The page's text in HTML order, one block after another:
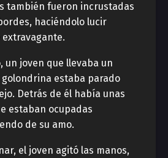
también fueron incrustadas
haciéndolo lucir
un joven que llevaba un
estaba parado
Detrás de él había unas
estaban ocupadas
de su amo.
el joven agitó las manos,